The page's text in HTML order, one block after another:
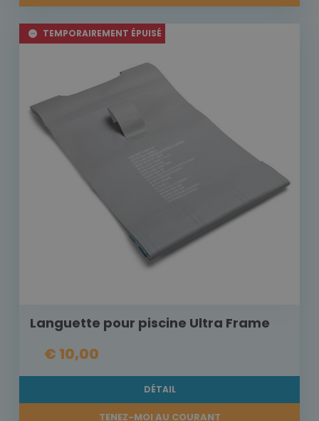
TEMPORAIREMENT ÉPUISÉ
Languette pour piscine Ultra Frame
€ 10,00
DÉTAIL
TENEZ-MOI AU COURANT